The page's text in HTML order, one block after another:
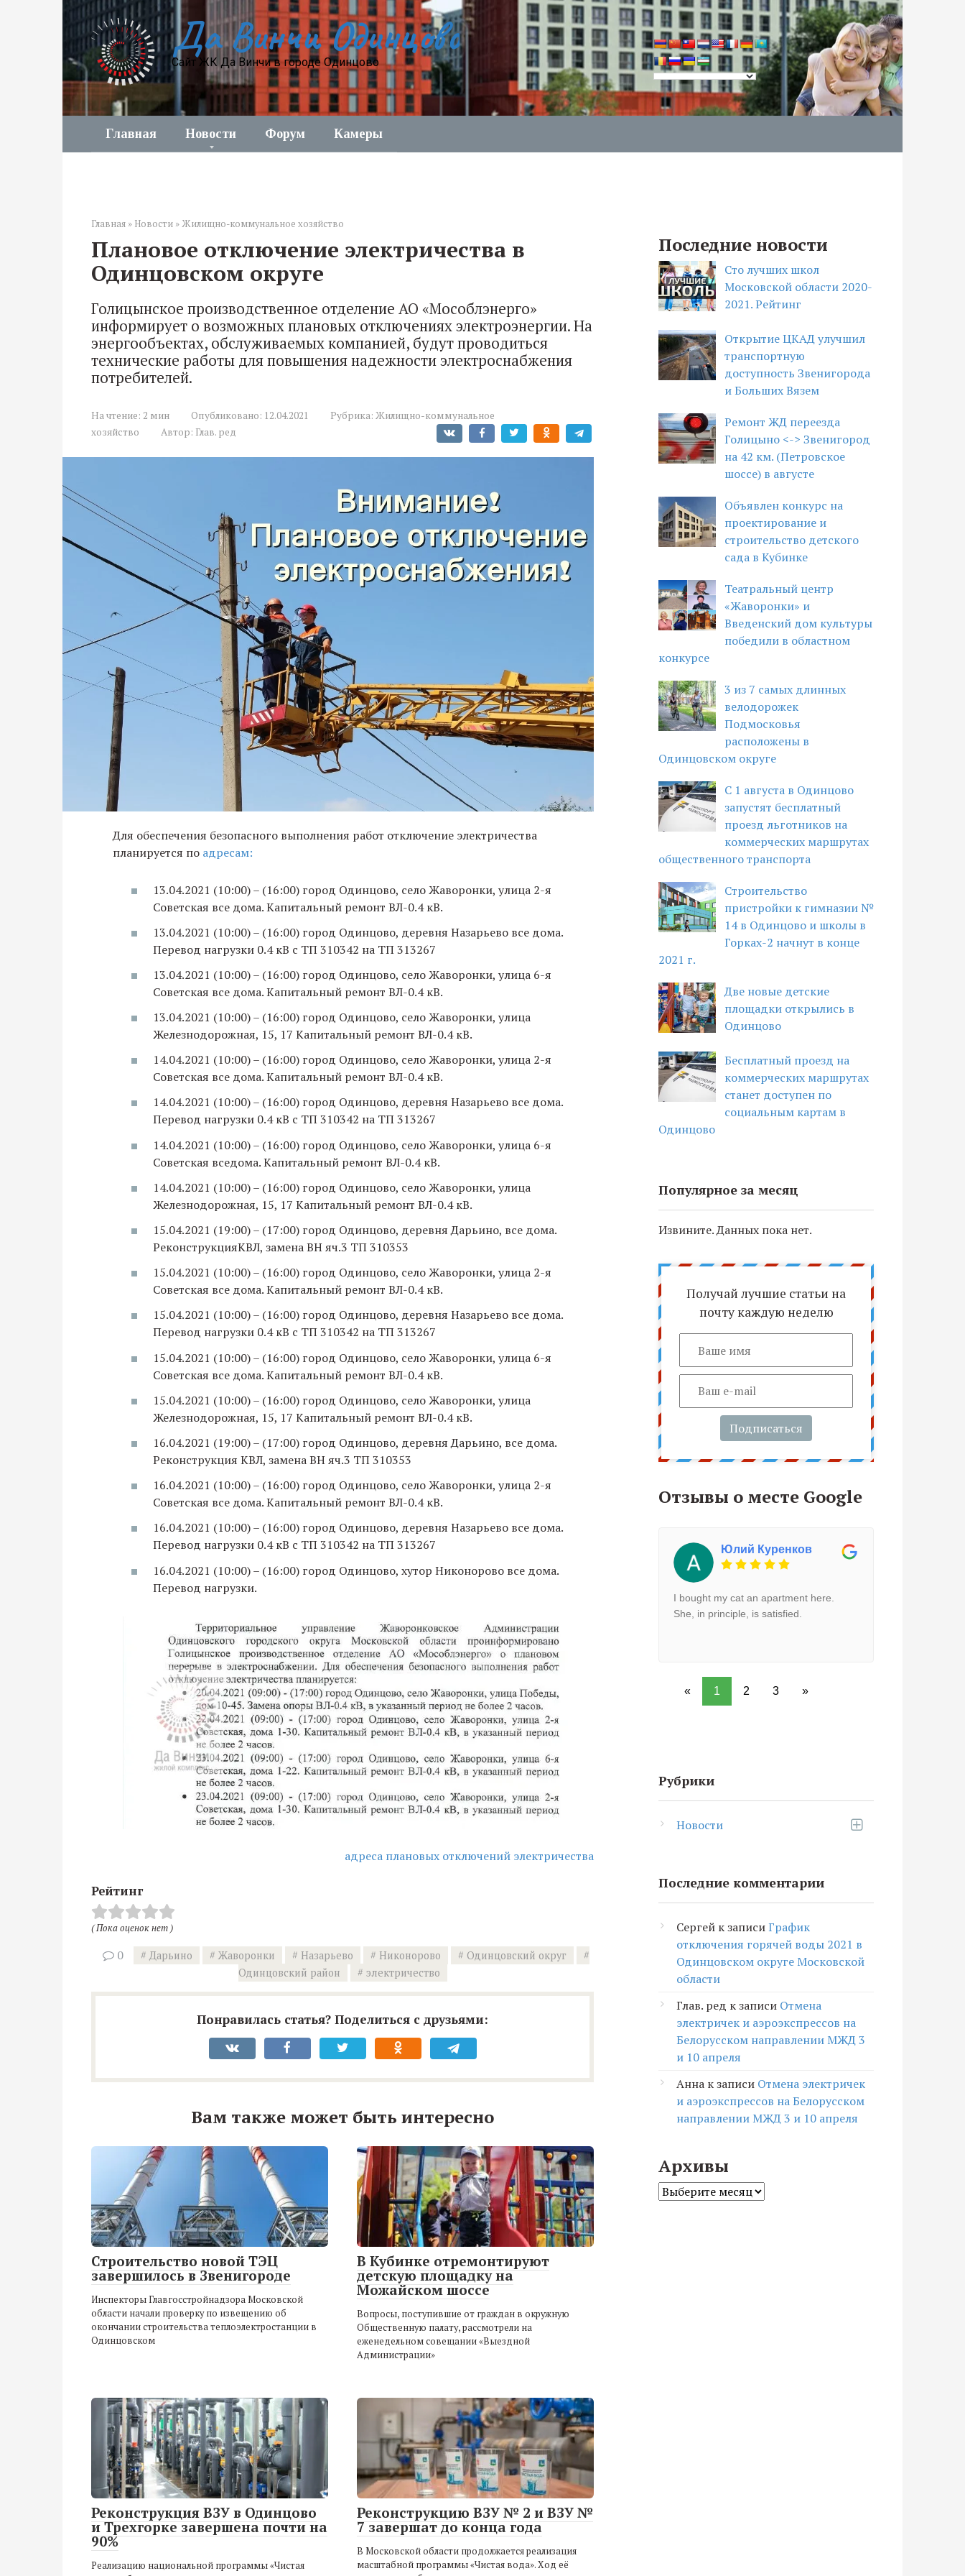
Да Винчи Одинцово
Сайт ЖК Да Винчи в городе Одинцово
Главная Новости Форум Камеры
Главная » Новости »Жилищно-коммунальное хозяйство
Плановое отключение электричества в
Одинцовском округе
Голицынское производственное отделение АО «Мособлэнерго»
информирует о возможных плановых отключениях электроэнергии. На
энергообъектах, обслуживаемых компанией, будут проводиться
технические работы для повышения надежности электроснабжения
потребителей.
На чтение: 2 мин Опубликовано: 12.04.2021 Рубрика: Жилищно-коммунальное
хозяйство
Автор: Глав. ред
Для обеспечения безопасного выполнения работ отключение электричества
планируется по адресам:
13.04.2021 (10:00) – (16:00) город Одинцово, село Жаворонки, улица 2-я
Советская все дома. Капитальный ремонт ВЛ-0.4 кВ.
13.04.2021 (10:00) – (16:00) город Одинцово, деревня Назарьево все дома.
Перевод нагрузки 0.4 кВ с ТП 310342 на ТП 313267
13.04.2021 (10:00) – (16:00) город Одинцово, село Жаворонки, улица 6-я
Советская все дома. Капитальный ремонт ВЛ-0.4 кВ.
13.04.2021 (10:00) – (16:00) город Одинцово, село Жаворонки, улица
Железнодорожная, 15, 17 Капитальный ремонт ВЛ-0.4 кВ.
14.04.2021 (10:00) – (16:00) город Одинцово, село Жаворонки, улица 2-я
Советская все дома. Капитальный ремонт ВЛ-0.4 кВ.
14.04.2021 (10:00) – (16:00) город Одинцово, деревня Назарьево все дома.
Перевод нагрузки 0.4 кВ с ТП 310342 на ТП 313267
14.04.2021 (10:00) – (16:00) город Одинцово, село Жаворонки, улица 6-я
Советская вседома. Капитальный ремонт ВЛ-0.4 кВ.
14.04.2021 (10:00) – (16:00) город Одинцово, село Жаворонки, улица
Железнодорожная, 15, 17 Капитальный ремонт ВЛ-0.4 кВ.
15.04.2021 (19:00) – (17:00) город Одинцово, деревня Дарьино, все дома.
РеконструкцияКВЛ, замена ВН яч.3 ТП 310353
15.04.2021 (10:00) – (16:00) город Одинцово, село Жаворонки, улица 2-я
Советская все дома. Капитальный ремонт ВЛ-0.4 кВ.
15.04.2021 (10:00) – (16:00) город Одинцово, деревня Назарьево все дома.
Перевод нагрузки 0.4 кВ с ТП 310342 на ТП 313267
15.04.2021 (10:00) – (16:00) город Одинцово, село Жаворонки, улица 6-я
Советская все дома. Капитальный ремонт ВЛ-0.4 кВ.
15.04.2021 (10:00) – (16:00) город Одинцово, село Жаворонки, улица
Железнодорожная, 15, 17 Капитальный ремонт ВЛ-0.4 кВ.
16.04.2021 (19:00) – (17:00) город Одинцово, деревня Дарьино, все дома.
Реконструкция КВЛ, замена ВН яч.3 ТП 310353
16.04.2021 (10:00) – (16:00) город Одинцово, село Жаворонки, улица 2-я
Советская все дома. Капитальный ремонт ВЛ-0.4 кВ.
16.04.2021 (10:00) – (16:00) город Одинцово, деревня Назарьево все дома.
Перевод нагрузки 0.4 кВ с ТП 310342 на ТП 313267
16.04.2021 (10:00) – (16:00) город Одинцово, хутор Никонорово все дома.
Перевод нагрузки.
адреса плановых отключений электричества
Рейтинг
( Пока оценок нет )
0 Дарьино Жаворонки Назарьево Никонорово
Одинцовский округ
Одинцовский район
электричество
Понравилась статья? Поделиться с друзьями:
Вам также может быть интересно
Строительство новой ТЭЦ
завершилось в Звенигороде
Инспекторы Главгосстройнадзора Московской
области начали проверку по извещению об
окончании строительства теплоэлектростанции в
Одинцовском
В Кубинке отремонтируют
детскую площадку на
Можайском шоссе
Вопросы, поступившие от граждан в окружную
Общественную палату, рассмотрели на
еженедельном совещании «Выездной
Администрации»
Реконструкция ВЗУ в Одинцово
и Трехгорке завершена почти на
90%
Реализацию национальной программы «Чистая
Реконструкцию ВЗУ № 2 и ВЗУ №
7 завершат до конца года
В Московской области продолжается реализация
масштабной программы «Чистая вода». Ход её
Последние новости
Сто лучших школ
Московской области 2020-
2021. Рейтинг
Открытие ЦКАД улучшил
транспортную
доступность Звенигорода
и Больших Вязем
Ремонт ЖД переезда
Голицыно <-> Звенигород
на 42 км. (Петровское
шоссе) в августе
Объявлен конкурс на
проектирование и
строительство детского
сада в Кубинке
Театральный центр
«Жаворонки» и
Введенский дом культуры
победили в областном
конкурсе
3 из 7 самых длинных
велодорожек
Подмосковья
расположены в
Одинцовском округе
С 1 августа в Одинцово
запустят бесплатный
проезд льготников на
коммерческих маршрутах
общественного транспорта
Строительство
пристройки к гимназии №
14 в Одинцово и школы в
Горках-2 начнут в конце
2021 г.
Две новые детские
площадки открылись в
Одинцово
Бесплатный проезд на
коммерческих маршрутах
станет доступен по
социальным картам в
Одинцово
Популярное за месяц
Извините. Данных пока нет.
Получай лучшие статьи на
почту каждую неделю
Подписаться
Отзывы о месте Google
Юлий Куренков
I bought my cat an apartment here.
She, in principle, is satisfied.
« 1 2 3 »
Рубрики
Новости
Последние комментарии
Сергей к записиГрафик
отключения горячей воды 2021 в
Одинцовском округе Московской
области
Глав. ред к записи Отмена
электричек и аэроэкспрессов на
Белорусском направлении МЖД 3
и 10 апреля
Анна к записи Отмена электричек
и аэроэкспрессов на Белорусском
направлении МЖД 3 и 10 апреля
Архивы
Архивы